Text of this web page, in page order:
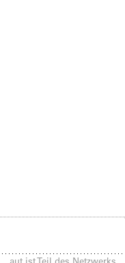
aut ist Teil des Netzwerks